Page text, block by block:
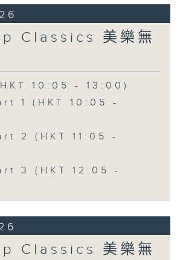
Classics 美樂無
10:05 - 13:00)
1 (HKT 10:05 -
2 (HKT 11:05 -
3 (HKT 12:05 -
Classics 美樂無